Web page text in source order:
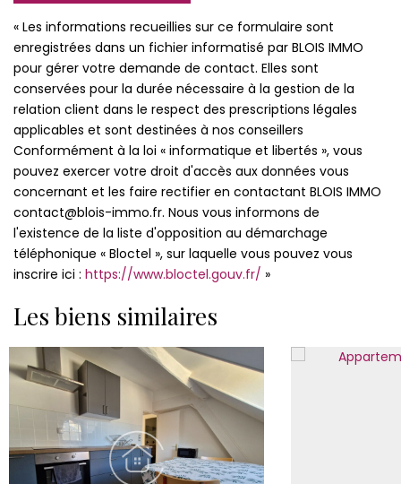
« Les informations recueillies sur ce formulaire sont
enregistrées dans un fichier informatisé par BLOIS IMMO
pour gérer votre demande de contact. Elles sont
conservées pour la durée nécessaire à la gestion de la
relation client dans le respect des prescriptions légales
applicables et sont destinées à nos conseillers
Conformément à la loi « informatique et libertés », vous
pouvez exercer votre droit d'accès aux données vous
concernant et les faire rectifier en contactant BLOIS IMMO
contact@blois-immo.fr. Nous vous informons de
l'existence de la liste d'opposition au démarchage
téléphonique « Bloctel », sur laquelle vous pouvez vous
inscrire ici : https://www.bloctel.gouv.fr/ »
Les biens similaires